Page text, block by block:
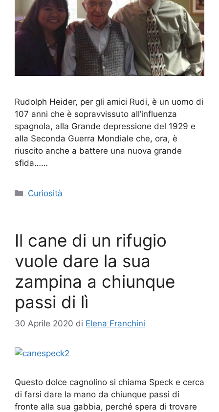
Rudolph Heider, per gli amici Rudi, è un uomo di
107 anni che è sopravvissuto all’influenza
spagnola, alla Grande depressione del 1929 e
alla Seconda Guerra Mondiale che, ora, è
riuscito anche a battere una nuova grande
sfida……
Categorie
Curiosità
Il cane di un rifugio
vuole dare la sua
zampina a chiunque
passi di lì
30 Aprile 2020 di Elena Franchini
Questo dolce cagnolino si chiama Speck e cerca
di farsi dare la mano da chiunque passi di
fronte alla sua gabbia, perché spera di trovare